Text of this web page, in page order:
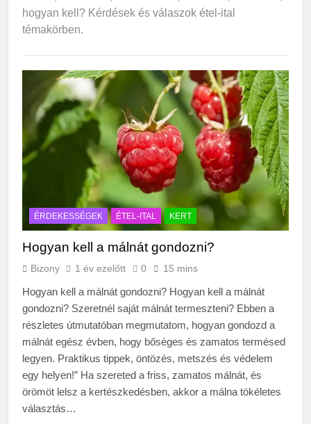
Mit kell tudni a mesterséges
intelligencia veszélyeiről?
2 Hét Ezelőtt
Olcsó kerti bútor ötletek raklapból
2 Hét Ezelőtt
Mi kell egy kezdő tarot szetthez?
2 Hét Ezelőtt
Macskatartás lakásban: gyakori
hibák és megoldások
2 Hét Ezelőtt
Zöld fal készítése otthon lépésről
lépésre
3 Hét Ezelőtt
hogyan kell? Kérdések és válaszok étel-ital
témakörben.
ÉRDEKESSÉGEK ÉTEL-ITAL KERT
Hogyan kell a málnát gondozni?
Bizony 1 év ezelőtt 0 15 mins
Hogyan kell a málnát gondozni? Hogyan kell a málnát
gondozni? Szeretnél saját málnát termeszteni? Ebben a
részletes útmutatóban megmutatom, hogyan gondozd a
málnát egész évben, hogy bőséges és zamatos termésed
legyen. Praktikus tippek, öntözés, metszés és védelem
egy helyen!” Ha szereted a friss, zamatos málnát, és
örömöt lelsz a kertészkedésben, akkor a málna tökéletes
választás…